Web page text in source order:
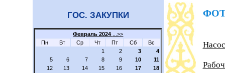
ГОС. ЗАКУПКИ
Февраль 2024
...>>
Пн
Вт Ср Чт Пт Сб
Вс
1
2 3
4
5
6 7 8 9 10
11
12
13 14 15 16 17
18